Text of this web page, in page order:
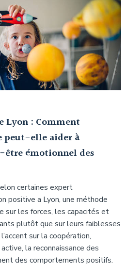
Lyon : Comment
peut-elle aider à
émotionnel des
certaines expert
positive a Lyon, une méthode
sur les forces, les capacités et
plutôt que sur leurs faiblesses
sur la coopération,
la reconnaissance des
des comportements positifs.